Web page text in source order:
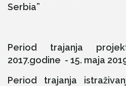
Serbia”
Period trajanja
2017.godine - 15. maja
Period trajanja